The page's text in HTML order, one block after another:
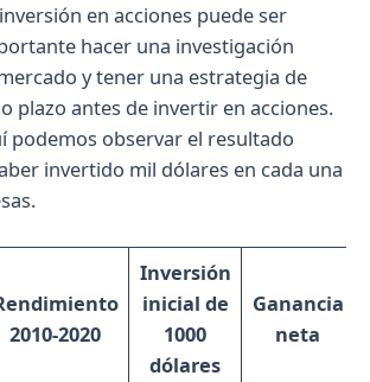
en acciones puede ser
hacer una investigación
y tener una estrategia de
plazo antes de invertir en acciones.
podemos observar el resultado
invertido mil dólares en cada una
2010-2020
Inversión
inicial de
1000
dólares
Ganancia
neta